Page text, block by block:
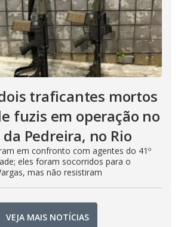
traficantes mortos
fuzis em operação no
Pedreira, no Rio
em confronto com agentes do 41º
eles foram socorridos para o
mas não resistiram
VEJA MAIS NOTÍCIAS